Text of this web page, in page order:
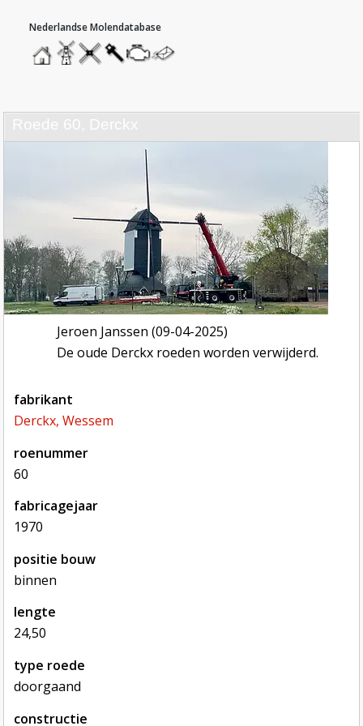
homemolendatabase
roedendatabase
assendatabase
motorendatabase
stuur
een
roede 60, Derckx
Jeroen Janssen (09-04-2025)
De oude Derckx roeden worden verwijderd.
fabrikant
Derckx, Wessem
roenummer
60
fabricagejaar
1970
positie bouw
binnen
lengte
24,50
type roede
doorgaand
constructie